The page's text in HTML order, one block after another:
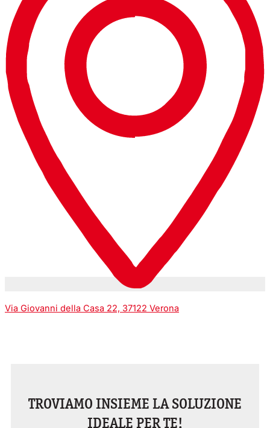
Via Giovanni della Casa 22, 37122 Verona
TROVIAMO INSIEME LA SOLUZIONE
IDEALE PER TE!